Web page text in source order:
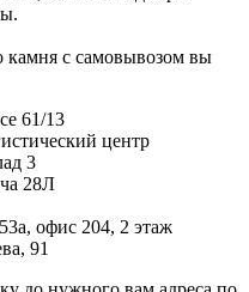
камня с самовывозом вы
61/13
центр
3
28Л
офис 204, 2 этаж
91